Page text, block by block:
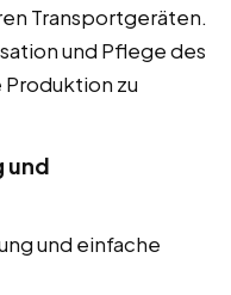
Transportgeräten.
und Pflege des
zu
und
und einfache